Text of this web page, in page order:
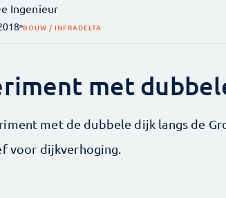
Ingenieur
BOUW / INFRADELTA
met
met de dubbele dijk langs de
voor dijkverhoging.